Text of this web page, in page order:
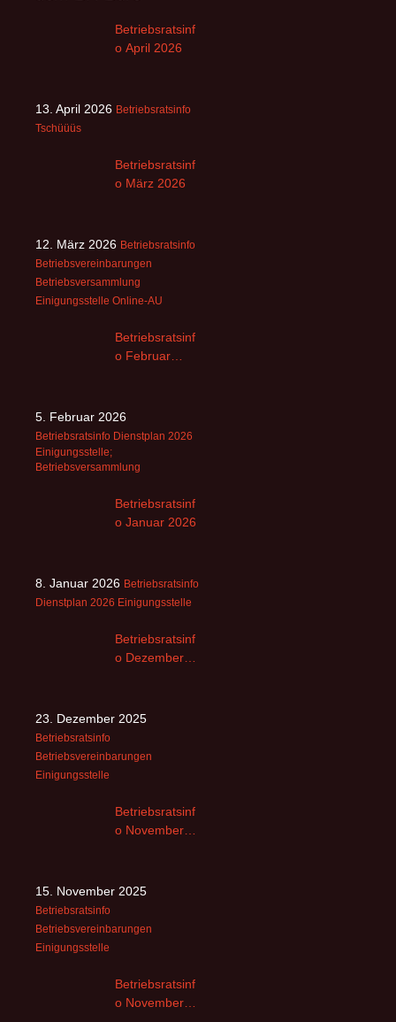
Betriebsratsinf
o April 2026
13. April 2026 Betriebsratsinfo
Tschüüüs
Betriebsratsinf
o März 2026
12. März 2026 Betriebsratsinfo
Betriebsvereinbarungen
Betriebsversammlung
Einigungsstelle Online-AU
Betriebsratsinf
o Februar
5. Februar 2026
Betriebsratsinfo Dienstplan 2026
Einigungsstelle;
Betriebsversammlung
Betriebsratsinf
o Januar 2026
8. Januar 2026 Betriebsratsinfo
Dienstplan 2026 Einigungsstelle
Betriebsratsinf
o Dezember
23. Dezember 2025
Betriebsratsinfo
Betriebsvereinbarungen
Einigungsstelle
Betriebsratsinf
o November
15. November 2025
Betriebsratsinfo
Betriebsvereinbarungen
Einigungsstelle
Betriebsratsinf
o November